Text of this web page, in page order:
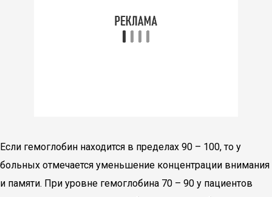
Если гемоглобин находится в пределах 90 – 100, то у
больных отмечается уменьшение концентрации внимания
и памяти. При уровне гемоглобина 70 – 90 у пациентов